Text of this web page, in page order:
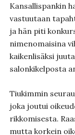
Kansallispankin
vastuutaan
ja hän piti
nimenomaisina
kaikenlisäksi
salonkikelposta
Tiukimmin
joka joutui
rikkomisesta.
mutta korkein